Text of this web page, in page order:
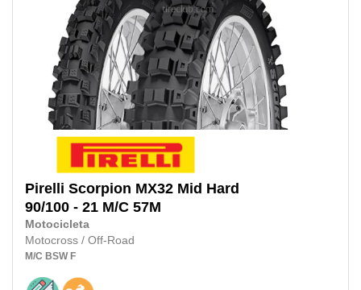
Pirelli Scorpion MX32 Mid Hard
90/100 - 21 M/C 57M
Motocicleta
Motocross / Off-Road
M/C BSW F